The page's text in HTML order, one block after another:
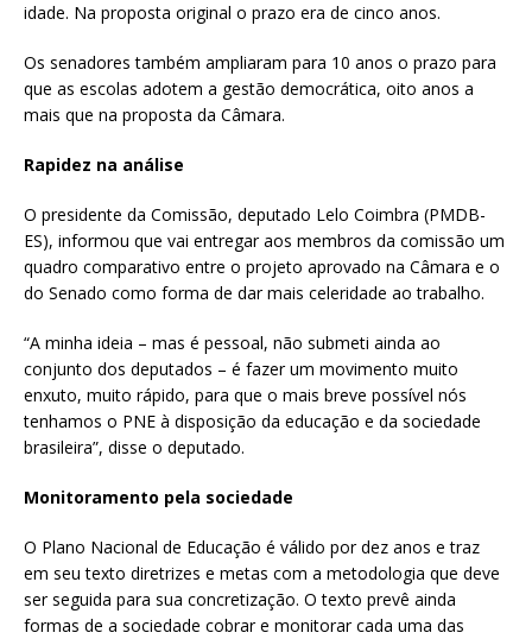
idade. Na proposta original o prazo era de cinco anos.
Os senadores também ampliaram para 10 anos o prazo para
que as escolas adotem a gestão democrática, oito anos a
mais que na proposta da Câmara.
Rapidez na análise
O presidente da Comissão, deputado Lelo Coimbra (PMDB-
ES), informou que vai entregar aos membros da comissão um
quadro comparativo entre o projeto aprovado na Câmara e o
do Senado como forma de dar mais celeridade ao trabalho.
“A minha ideia – mas é pessoal, não submeti ainda ao
conjunto dos deputados – é fazer um movimento muito
enxuto, muito rápido, para que o mais breve possível nós
tenhamos o PNE à disposição da educação e da sociedade
brasileira”, disse o deputado.
Monitoramento pela sociedade
O Plano Nacional de Educação é válido por dez anos e traz
em seu texto diretrizes e metas com a metodologia que deve
ser seguida para sua concretização. O texto prevê ainda
formas de a sociedade cobrar e monitorar cada uma das